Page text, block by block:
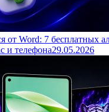
от Word: 7 бесплатных
и телефона29.05.2026